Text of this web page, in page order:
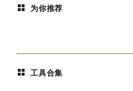
为你推荐
工具合集